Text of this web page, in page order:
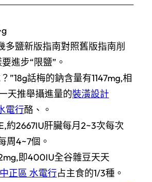
多鹽新版指南對照舊版指南削
進步“限鹽”。
”18g話梅的鈉含量有1147mg,相
天推舉攝進量的裝潢設計
電行酪、。
約2667IU肝臟每月2~3次每次
周4~7個。
即400IU全谷雜豆天天
中正區 水電行占主食的1/3種。